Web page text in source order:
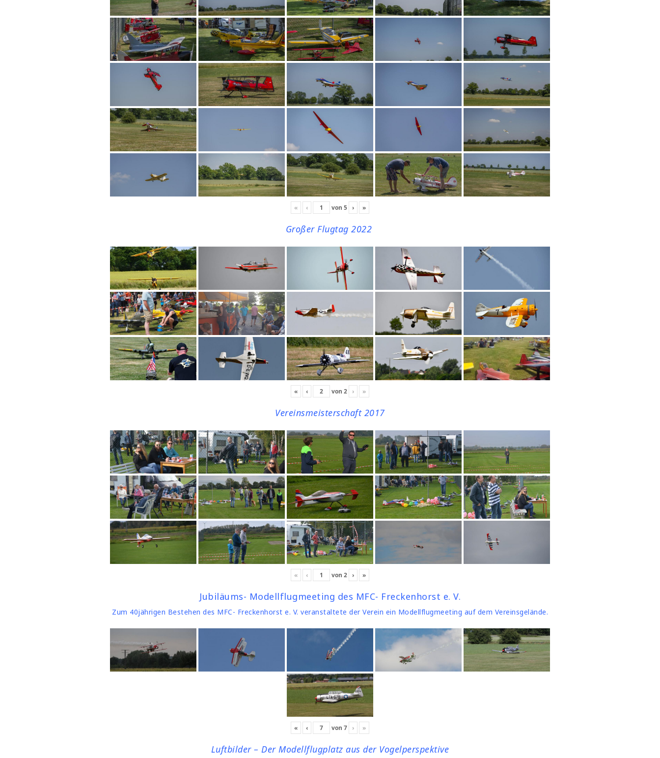
« ‹ von 5 › »
Großer Flugtag 2022
« ‹ von 2 › »
Vereinsmeisterschaft 2017
« ‹ von 2 › »
Jubiläums- Modellflugmeeting des MFC- Freckenhorst e. V.
Zum 40jährigen Bestehen des MFC- Freckenhorst e. V. veranstaltete der Verein ein Modellflugmeeting auf dem Vereinsgelände.
« ‹ von 7 › »
Luftbilder – Der Modellflugplatz aus der Vogelperspektive